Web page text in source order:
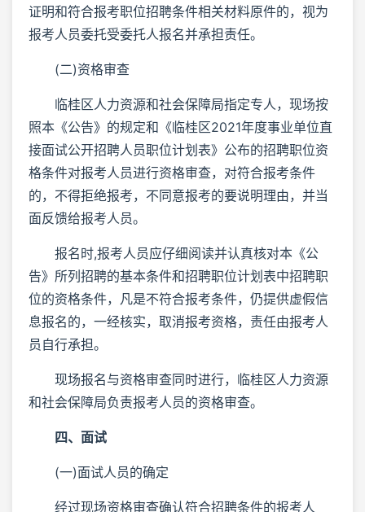
证明和符合报考职位招聘条件相关材料原件的，视为
报考人员委托受委托人报名并承担责任。
(二)资格审查
临桂区人力资源和社会保障局指定专人，现场按
照本《公告》的规定和《临桂区2021年度事业单位直
接面试公开招聘人员职位计划表》公布的招聘职位资
格条件对报考人员进行资格审查，对符合报考条件
的，不得拒绝报考，不同意报考的要说明理由，并当
面反馈给报考人员。
报名时,报考人员应仔细阅读并认真核对本《公
告》所列招聘的基本条件和招聘职位计划表中招聘职
位的资格条件，凡是不符合报考条件，仍提供虚假信
息报名的，一经核实，取消报考资格，责任由报考人
员自行承担。
现场报名与资格审查同时进行，临桂区人力资源
和社会保障局负责报考人员的资格审查。
四、面试
(一)面试人员的确定
经过现场资格审查确认符合招聘条件的报考人